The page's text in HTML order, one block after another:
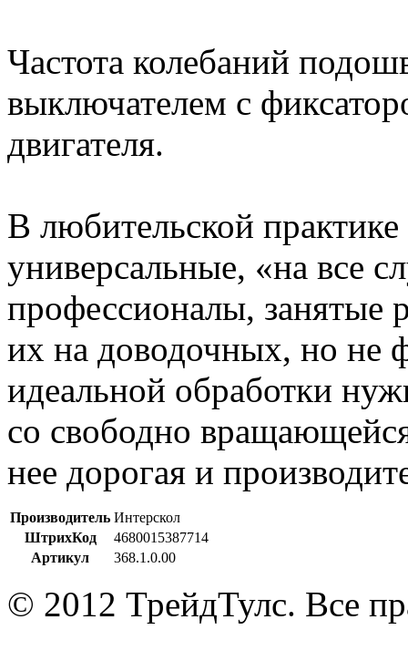
Частота колебаний
выключателем с
двигателя.
В любительской
универсальные, «на все
профессионалы, занятые
их на доводочных, но
идеальной обработки
со свободно
нее дорогая и
Производитель Интерскол
ШтрихКод
4680015387714
Артикул
368.1.0.00
© 2012 ТрейдТулс. Все